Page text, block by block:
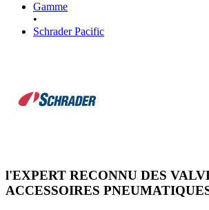
Gamme
•
Schrader Pacific
l'EXPERT RECONNU DES
ACCESSOIRES